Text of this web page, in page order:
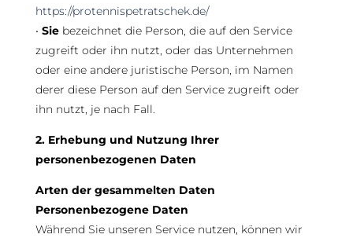
https://protennispetratschek.de/
• Siebezeichnet die Person, die auf den Service
zugreift oder ihn nutzt, oder das Unternehmen
oder eine andere juristische Person, im Namen
derer diese Person auf den Service zugreift oder
ihn nutzt, je nach Fall.
2. Erhebung und Nutzung Ihrer
personenbezogenen Daten
Arten der gesammelten Daten
Personenbezogene Daten
Während Sie unseren Service nutzen, können wir